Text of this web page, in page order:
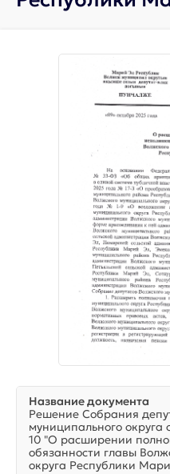
Название документа
Решение Собрания
муниципального округа
10 "О расширении
обязанности главы
округа Республики